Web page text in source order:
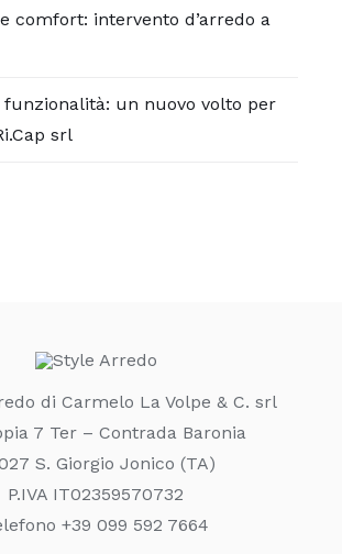
comfort: intervento d’arredo a
funzionalità: un nuovo volto per
srl
di Carmelo La Volpe & C. srl
7 Ter – Contrada Baronia
S. Giorgio Jonico (TA)
P.IVA IT02359570732
+39 099 592 7664